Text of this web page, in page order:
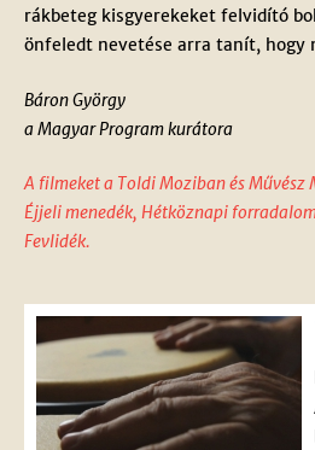
rákbeteg kisgyerekeket felvidító
önfeledt nevetése arra tanít, hogy
Báron György
a Magyar Program kurátora
A filmeket a Toldi Moziban és
Éjjeli menedék, Hétköznapi
Fevlidék.